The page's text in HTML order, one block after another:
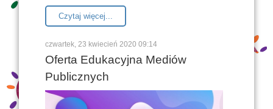
Czytaj więcej...
czwartek, 23 kwiecień 2020 09:14
Oferta Edukacyjna Mediów
Publicznych